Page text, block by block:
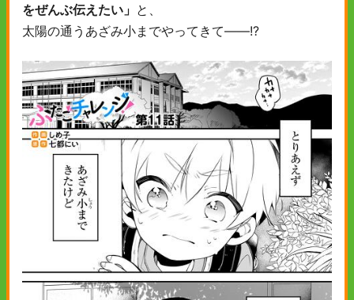
をぜんぶ伝えたい」 と、
太陽の通うあざみ小までやってきて――!?